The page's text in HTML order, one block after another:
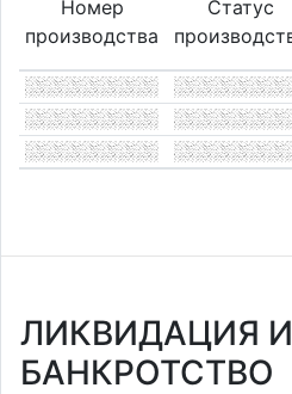
Номер
производства
Статус
ЛИКВИДАЦИЯ И
БАНКРОТСТВО